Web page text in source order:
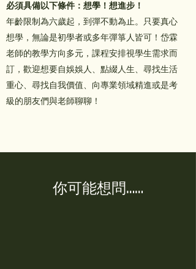
必須具備以下條件：想學！想進步！
年齡限制為六歲起，到彈不動為止。只要真心
想學，無論是初學者或多年彈箏人皆可！岱霖
老師的教學方向多元，課程安排視學生需求而
訂，歡迎想要自娛娛人、點綴人生、尋找生活
重心、尋找自我價值、向專業領域精進或是考
級的朋友們與老師聊聊！​
你可能想問……